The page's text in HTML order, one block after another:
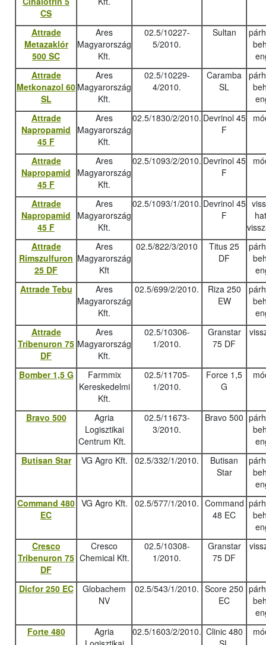
CS
Attrade
Metazaklór
500 SC
Ares
Magyarország
Kft.
02.5/10227-
5/2010.
Sultan
Attrade
Metkonazol 60
SL
Ares
Magyarország
Kft.
02.5/10229-
4/2010.
Caramba
SL
Attrade
Napropamid
45 F
Ares
Magyarország
Kft.
02.5/1830/2/2010. Devrinol 45
F
Attrade
Napropamid
45 F
Ares
Magyarország
Kft.
02.5/1093/2/2010. Devrinol 45
F
Attrade
Napropamid
45 F
Ares
Magyarország
Kft.
02.5/1093/1/2010. Devrinol 45
F
Attrade
Rimszulfuron
25 DF
Ares
Magyarország
Kft
02.5/822/3/2010
Titus 25
DF
Attrade Tebu
Ares
Magyarország
Kft.
02.5/699/2/2010.
Riza 250
EW
Attrade
Tribenuron 75
DF
Ares
Magyarország
Kft.
02.5/10306-
1/2010.
Granstar
75 DF
Bomber 1,5 G
Farmmix
Kereskedelmi
Kft.
02.5/11705-
1/2010.
Force 1,5
G
Bravo 500
Agria
Logisztikai
Centrum Kft.
02.5/11673-
3/2010.
Bravo 500
Butisan Star
VG Agro Kft. 02.5/332/1/2010.
Butisan
Star
Command 480
EC
VG Agro Kft. 02.5/577/1/2010. Command
48 EC
Cresco
Tribenuron 75
DF
Cresco
Chemical Kft.
02.5/10308-
1/2010.
Granstar
75 DF
Dicfor 250 EC
Globachem
NV
02.5/543/1/2010. Score 250
EC
Forte 480
Agria
02.5/1603/2/2010. Clinic 480